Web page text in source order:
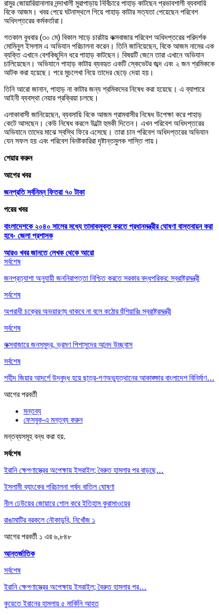
রামুর জোয়ারিয়ানালার নন্দাখালী মুরাপাড়ায় নির্বিচারে পাহাড় কাটছেন প্রভাবশালী ব্যবসায়ি
বিকে আজম। খবর পেয়ে ঘটনাস্থলে গিয়ে পাহাড় কাটার সত্যতা পেয়েছেন পরিবেশ
অধিদপ্তরের কর্মকর্তারা।
গতকাল বুধবার (৩০ মে) বিকাল সাড়ে চারটায় কক্সবাজার পরিবেশ অধিদপ্তরের পরিদর্শক
মোমিনুল ইসলাম এ অভিযান পরিচালনা করেন। তিনি জানিয়েছেন, বিকে আজম নামের এক
ব্যক্তি এখানে বেশকিছুদিন ধরে পাহাড় কাটছেন। বিষয়টি জেনে তারা এখানে অভিযান
চালিয়েছেন। অভিযানে পাহাড় কাটায় ব্যবহৃত একটি স্কেভেটর জব্দ এবং ২ জন শ্রমিককে
আটক করা হয়েছে। পরে মুচলেখা নিয়ে তাদের ছেড়ে দেয়া হয়।
তিনি আরো জানান, পাহাড় না কাটার জন্য শ্রমিকদের নিষেধ করা হয়েছে। এ ব্যাপারে
আইনী ব্যবস্থা নেয়ার প্রক্রিয়া চলছে।
এলাকাবাসী জানিয়েছেন, ব্যবসায়ি বিকে আজম গ্রামবাসীর নিষেধ উপেক্ষা করে পাহাড়
কেটে আসছেন। কেউ নিষেধ করলে উল্টো হুমকী দিতেন। এখন পরিবেশ অধিদপ্তরের
অভিযানে তাদের মাঝে স্বস্থি ফিরে এসেছে। তারা চান পরিবেশ অধিদপ্তরের অভিযান
যেন সফল হয় এবং পরিবেশ বিনষ্টকারিরা দৃষ্টান্তমুলক শাস্তি পায়।
শেয়ার করুন
আগের খবর
জনপ্রতি সর্বনিম্ন ফিতরা ৭০ টাকা
পরের খবর
বাংলাদেশকে ২০৪০ সালের মধ্যে তামাকমুক্ত করতে প্রধানমন্ত্রীর ঘোষণা বাস্তবায়ন করা
হবে- জেলা প্রশাসক
আরও খবর জানতে লেখক থেকে আরো
সর্বশেষ
জনপ্রত্যাশা অনুযায়ী জননিরাপত্তা নিশ্চিত করতে সরকার বদ্ধপরিকর: স্বরাষ্ট্রমন্ত্রী
সর্বশেষ
অপরাধী চক্রের অভয়ারণ্য থাকবে না বলে কঠোর হুঁশিয়ারিঃ স্বরাষ্ট্রমন্ত্রী
সর্বশেষ
কক্সবাজারে জনসমুদ্র, ভ্রমণ পিপাসুদের আনন্দ উচ্ছ্বাস
সর্বশেষ
শহীদ জিয়ার আদর্শে উদ্বুদ্ধ হয়ে ছাত্র-গণঅভ্যুত্থানের আকাঙ্ক্ষার বাংলাদেশ বিনির্মাণ…
আগেরপরবর্তী
মন্তব্য
ফেসবুক-এ মন্তব্য করুন
মন্তব্যসমূহ বন্ধ করা হয়.
সর্বশেষ
ইরানি ক্ষেপণাস্ত্রের অপেক্ষায় ইসরাইল; বৈরুত হামলার পর বাড়ছে…
ইসলামী ব্যাংকের পরিচালনা পর্ষদ বাতিল ঘোষণা
নীল ঢেউয়ের জোয়ারে গোল করে ইতিহাস কুরাসাওয়ের
রাঙামাটির বরকলে নৌকাডুবি, নিখোঁজ ১
আগেরপরবর্তী ১ এর ৬,৮৪৮
আন্তর্জাতিক
সর্বশেষ
ইরানি ক্ষেপণাস্ত্রের অপেক্ষায় ইসরাইল; বৈরুত হামলার পর…
কুয়েতে ইরানের হামলায় ৫ মার্কিনি আহত